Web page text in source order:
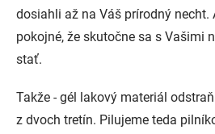
dosiahli až na Váš prírodný necht.
pokojné, že skutočne sa s Vašimi
stať.
Takže - gél lakový materiál
z dvoch tretín. Pilujeme teda